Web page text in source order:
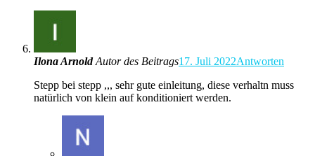
Ilona Arnold Autor des Beitrags17. Juli 2022Antworten
Stepp bei stepp ,,, sehr gute einleitung, diese verhaltn muss
natürlich von klein auf konditioniert werden.